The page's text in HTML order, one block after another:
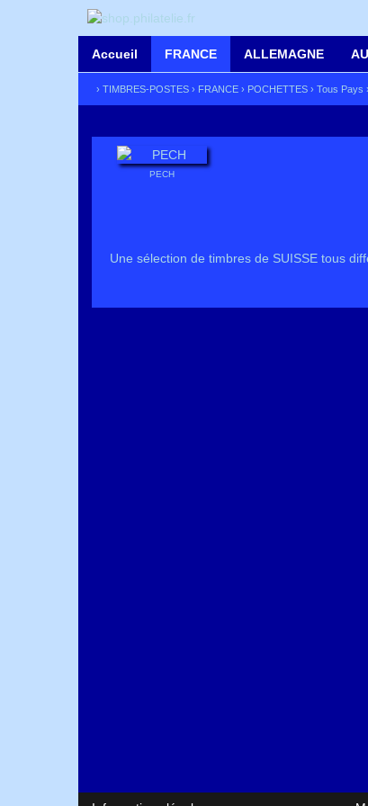
Accueil FRANCE ALLEMAGNE
› TIMBRES-POSTES › FRANCE › POCHETTES › Tous Pays ›
PECH
Une sélection de timbres de SUISSE tous